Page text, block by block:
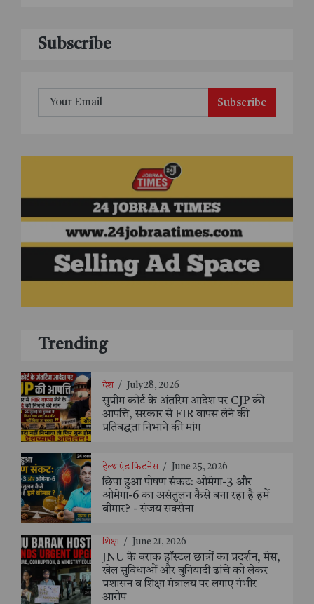
Subscribe
Subscribe
Trending
देश / July 28, 2026
सुप्रीम कोर्ट के अंतरिम आदेश पर CJP की
आपत्ति, सरकार से FIR वापस लेने की
प्रतिबद्धता निभाने की मांग
हेल्थ एंड फिटनेस / June 25, 2026
छिपा हुआ पोषण संकट: ओमेगा-3 और
ओमेगा-6 का असंतुलन कैसे बना रहा है हमें
बीमार? - संजय सक्सैना
शिक्षा / June 21, 2026
JNU के बराक हॉस्टल छात्रों का प्रदर्शन, मेस,
खेल सुविधाओं और बुनियादी ढांचे को लेकर
प्रशासन व शिक्षा मंत्रालय पर लगाए गंभीर
आरोप